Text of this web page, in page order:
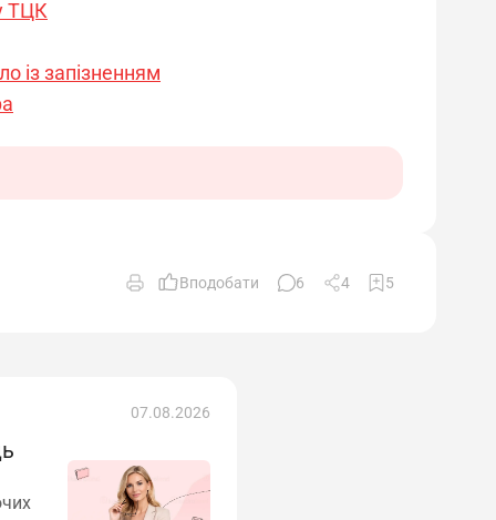
ТЦК
із запізненням
Вподобати 6 4 5
07.08.2026